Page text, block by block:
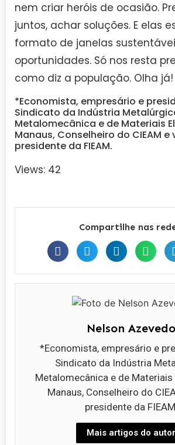
nem criar heróis de ocasião.
juntos, achar soluções. E elas
formato de janelas
oportunidades. Só nos resta
como diz a população. Olha já!
*Economista, empresário e
Sindicato da Indústria
Metalomecânica e de Materiais
Manaus, Conselheiro do CIEAM e
presidente da FIEAM.
Views: 42
Compartilhe nas
Nelson Azevedo
*Economista, empresário e
Sindicato da Indústria
Metalomecânica e de
Manaus, Conselheiro do
presidente da
Mais artigos do autor